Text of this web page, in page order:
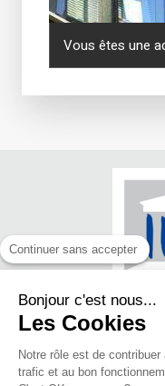
Vous êtes une
Continuer sans accepter
Bonjour c'est nous...
Les Cookies
Notre rôle est de
trafic et au bon